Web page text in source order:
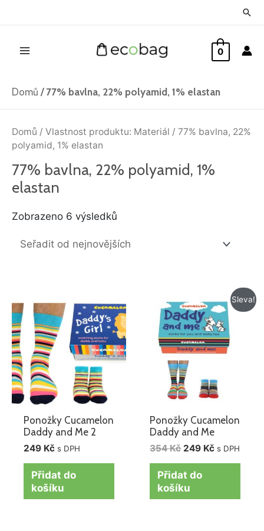
0
Domů / 77% bavlna, 22% polyamid, 1% elastan
Domů / Vlastnost produktu: Materiál / 77% bavlna, 22%
polyamid, 1% elastan
77% bavlna, 22% polyamid, 1%
elastan
Zobrazeno 6 výsledků
nejnovějších
Ponožky Cucamelon
Daddy and Me 2
249 Kč s DPH
Přidat do
košíku
Sleva!
Ponožky Cucamelon
Daddy and Me
354Kč
cena
byla:
354 Kč.
249 Kč
Aktuální
cena
je:
249 Kč.
s DPH
Přidat do
košíku